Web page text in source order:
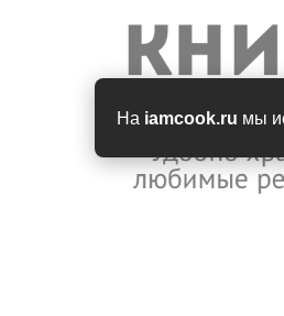
На iamcook.ru мы